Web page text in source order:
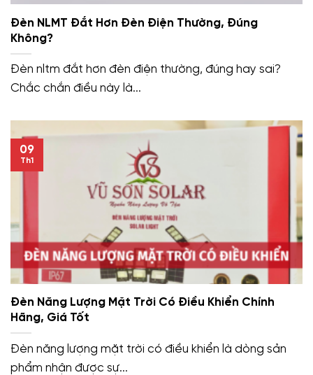
Đèn NLMT Đắt Hơn Đèn Điện Thường, Đúng
Không?
Đèn nltm đắt hơn đèn điện thường, đúng hay sai?
Chắc chắn điều này là...
Đèn Năng Lượng Mặt Trời Có Điều Khiển Chính
Hãng, Giá Tốt
Đèn năng lượng mặt trời có điều khiển là dòng sản
phẩm nhận được sự...
09
Th1